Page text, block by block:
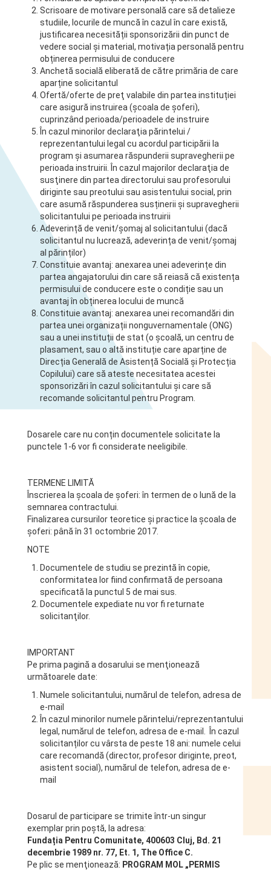
Scrisoare de motivare personală care să detalieze
studiile, locurile de muncă în cazul în care există,
justificarea necesității sponsorizării din punct de
vedere social și material, motivația personală pentru
obținerea permisului de conducere
Anchetă socială eliberată de către primăria de care
aparține solicitantul
Ofertă/oferte de preţ valabile din partea instituției
care asigură instruirea (școala de șoferi),
cuprinzând perioada/perioadele de instruire
În cazul minorilor declaraţia părintelui /
reprezentantului legal cu acordul participării la
program și asumarea răspunderii supravegherii pe
perioada instruirii. În cazul majorilor declaraţia de
susţinere din partea directorului sau profesorului
diriginte sau preotului sau asistentului social, prin
care asumă răspunderea susținerii și supravegherii
solicitantului pe perioada instruirii
Adeverință de venit/șomaj al solicitantului (dacă
solicitantul nu lucrează, adeverința de venit/șomaj
al părinților)
Constituie avantaj: anexarea unei adeverințe din
partea angajatorului din care să reiasă că existența
permisului de conducere este o condiție sau un
avantaj în obținerea locului de muncă
Constituie avantaj: anexarea unei recomandări din
partea unei organizații nonguvernamentale (ONG)
sau a unei instituții de stat (o școală, un centru de
plasament, sau o altă instituție care aparține de
Direcția Generală de Asistență Socială și Protecția
Copilului) care să ateste necesitatea acestei
sponsorizări în cazul solicitantului și care să
recomande solicitantul pentru Program.
Dosarele care nu conțin documentele solicitate la
punctele 1-6 vor fi considerate neeligibile.
TERMENE LIMITĂ
Înscrierea la școala de șoferi: în termen de o lună de la
semnarea contractului.
Finalizarea cursurilor teoretice și practice la școala de
șoferi: până în 31 octombrie 2017.
NOTE
Documentele de studiu se prezintă în copie,
conformitatea lor fiind confirmată de persoana
specificată la punctul 5 de mai sus.
Documentele expediate nu vor fi returnate
solicitanţilor.
IMPORTANT
Pe prima pagină a dosarului se menţionează
următoarele date:
Numele solicitantului, numărul de telefon, adresa de
e-mail
În cazul minorilor numele părintelui/reprezentantului
legal, numărul de telefon, adresa de e-mail. În cazul
solicitanților cu vârsta de peste 18 ani: numele celui
care recomandă (director, profesor diriginte, preot,
asistent social), numărul de telefon, adresa de e-
mail
Dosarul de participare se trimite într-un singur
exemplar prin poştă, la adresa:
Fundația Pentru Comunitate, 400603 Cluj, Bd. 21
decembrie 1989 nr. 77, Et. 1, The Office C.
Pe plic se menţionează: PROGRAM MOL „PERMIS